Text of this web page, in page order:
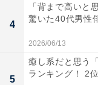
4
「背まで高いと
驚いた40代男性
2026/06/13
5
癒し系だと思う
ランキング！ 2